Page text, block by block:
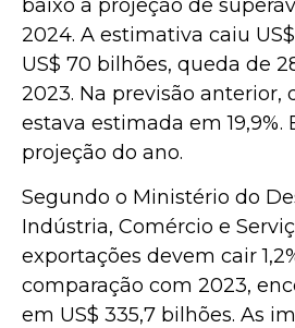
baixo a projeção de
2024. A estimativa caiu
US$ 70 bilhões, queda de
2023. Na previsão anterior,
estava estimada em 19,9%.
projeção do ano.
Segundo o Ministério do
Indústria, Comércio e
exportações devem cair
comparação com 2023,
em US$ 335,7 bilhões. As